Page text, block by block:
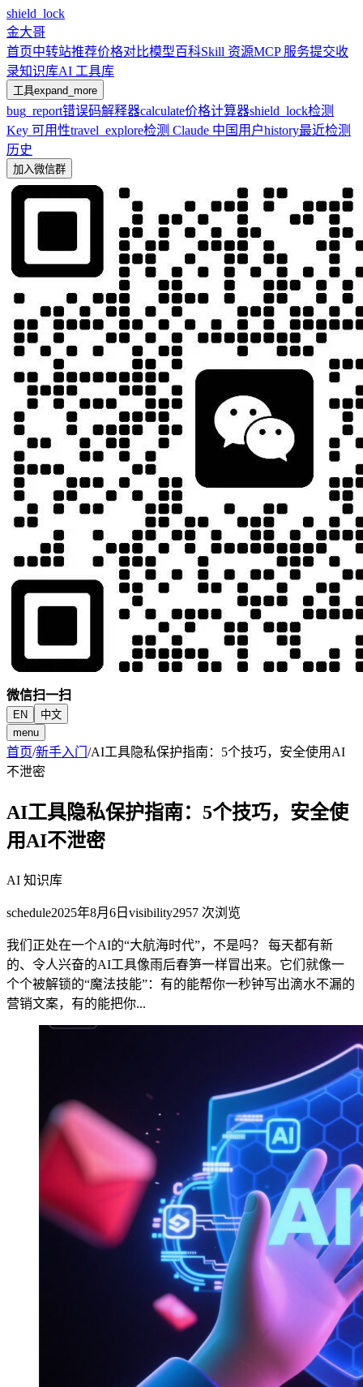
shield_lock
金大哥
首页中转站推荐价格对比模型百科Skill 资源MCP 服务提交收
录知识库AI 工具库
工具expand_more
bug_report错误码解释器calculate价格计算器shield_lock检测
Key 可用性travel_explore检测 Claude 中国用户history最近检测
历史
加入微信群
微信扫一扫
EN
中文
menu
首页/新手入门 /AI工具隐私保护指南：5个技巧，安全使用AI
不泄密
AI工具隐私保护指南：5个技巧，安全使
用AI不泄密
AI 知识库
schedule2025年8月6日 visibility2957 次浏览
我们正处在一个AI的“大航海时代”，不是吗？ 每天都有新
的、令人兴奋的AI工具像雨后春笋一样冒出来。它们就像一
个个被解锁的“魔法技能”：有的能帮你一秒钟写出滴水不漏的
营销文案，有的能把你...